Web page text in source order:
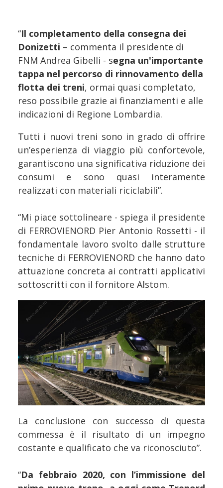
“Il completamento della consegna dei
Donizetti – commenta il presidente di
FNM Andrea Gibelli - segna un'importante
tappa nel percorso di rinnovamento della
flotta dei treni, ormai quasi completato,
reso possibile grazie ai finanziamenti e alle
indicazioni di Regione Lombardia.
Tutti i nuovi treni sono in grado di offrire
un’esperienza di viaggio più confortevole,
garantiscono una significativa riduzione dei
consumi e sono quasi interamente
realizzati con materiali riciclabili”.
“Mi piace sottolineare - spiega il presidente
di FERROVIENORD Pier Antonio Rossetti - il
fondamentale lavoro svolto dalle strutture
tecniche di FERROVIENORD che hanno dato
attuazione concreta ai contratti applicativi
sottoscritti con il fornitore Alstom.
La conclusione con successo di questa
commessa è il risultato di un impegno
costante e qualificato che va riconosciuto”.
“Da febbraio 2020, con l’immissione del